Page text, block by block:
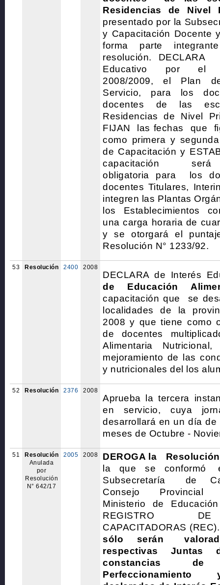
Residencias de Nivel
presentado por la
y Capacitación Docente
forma parte
resolución.
Educativo por el
2008/2009, el Plan
Servicio, para los
docentes de las
Residencias de Nivel
FIJAN
las fechas que
como primera y
de Capacitación y
capacitación será
obligatoria para los
docentes Titulares,
integren las Plantas
los Establecimientos
una carga horaria de
y se otorgará el
Resolución N° 1233/92.
53 Resolución 2400 2008
DECLARA de Interés
de Educación
capacitación que se
localidades de la
2008 y que tiene como
de docentes
Alimentaria
mejoramiento de las
y nutricionales del los
52 Resolución 2376 2008
Aprueba la tercera
en servicio, cuya
desarrollará en un día
meses de Octubre -
51
Resolución
Anulada
por
Resolución
N° 642/17
2005 2008
DEROGA la
la que se conformó
Subsecretaría de
Consejo
Ministerio de
REGISTRO DE
CAPACITADORAS
sólo serán
respectivas Juntas
constancias de